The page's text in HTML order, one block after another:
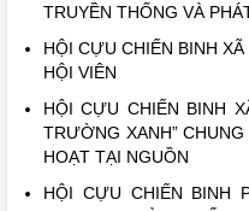
TRUYỀN THỐNG VÀ
HỘI CỰU CHIẾN BINH
HỘI VIÊN
HỘI CỰU CHIẾN BINH
TRƯỜNG XANH”
HOẠT TẠI NGUỒN
HỘI CỰU CHIẾN BINH